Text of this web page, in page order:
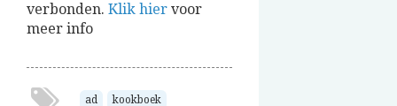
verbonden. Klik hier voor
meer info
ad kookboek